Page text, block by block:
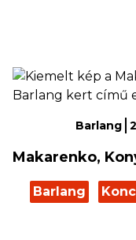
Barlang
Makarenko,
Barlang